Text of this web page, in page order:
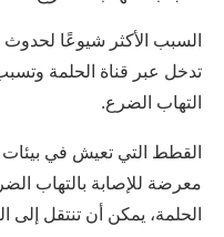
السبب الأكثر شيوعًا لحدوث
تدخل عبر قناة الحلمة
التهاب الضرع.
القطط التي تعيش في
معرضة للإصابة بالتهاب
الحلمة، يمكن أن تنتقل